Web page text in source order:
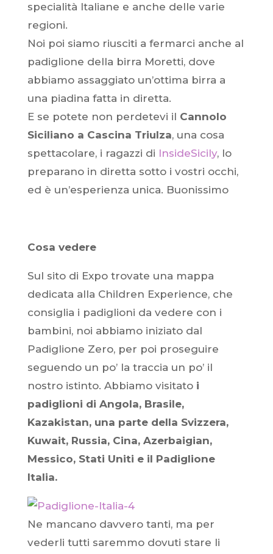
specialità Italiane e anche delle varie
regioni.
Noi poi siamo riusciti a fermarci anche al
padiglione della birra Moretti, dove
abbiamo assaggiato un’ottima birra a
una piadina fatta in diretta.
E se potete non perdetevi il Cannolo
Siciliano a Cascina Triulza, una cosa
spettacolare, i ragazzi di InsideSicily, lo
preparano in diretta sotto i vostri occhi,
ed è un’esperienza unica. Buonissimo
Cosa vedere
Sul sito di Expo trovate una mappa
dedicata alla Children Experience, che
consiglia i padiglioni da vedere con i
bambini, noi abbiamo iniziato dal
Padiglione Zero, per poi proseguire
seguendo un po’ la traccia un po’ il
nostro istinto. Abbiamo visitato i
padiglioni di Angola, Brasile,
Kazakistan, una parte della Svizzera,
Kuwait, Russia, Cina, Azerbaigian,
Messico, Stati Uniti e il Padiglione
Italia.
Ne mancano davvero tanti, ma per
vederli tutti saremmo dovuti stare li